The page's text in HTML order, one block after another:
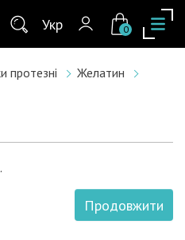
Укр 0
протезні Желатин
Продовжити